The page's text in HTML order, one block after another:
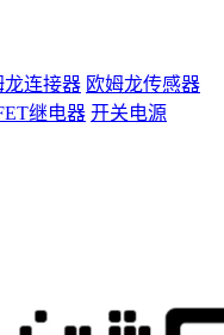
龙连接器 欧姆龙传感器
继电器 开关电源